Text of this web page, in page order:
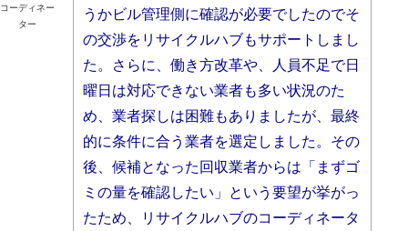
コーディネー
ター
うかビル管理側に確認が必要でしたのでそ
の交渉をリサイクルハブもサポートしまし
た。さらに、働き方改革や、人員不足で日
曜日は対応できない業者も多い状況のた
め、業者探しは困難もありましたが、最終
的に条件に合う業者を選定しました。その
後、候補となった 回収業者からは「まずゴ
ミの量を確認したい」という要望が挙がっ
たため、リサイクルハブのコーディネータ